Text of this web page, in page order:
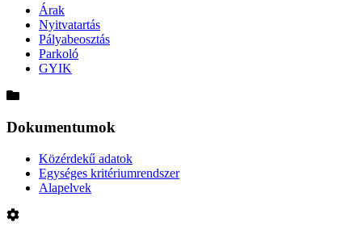
Árak
Nyitvatartás
Pályabeosztás
Parkoló
GYIK
Dokumentumok
Közérdekű adatok
Egységes kritériumrendszer
Alapelvek